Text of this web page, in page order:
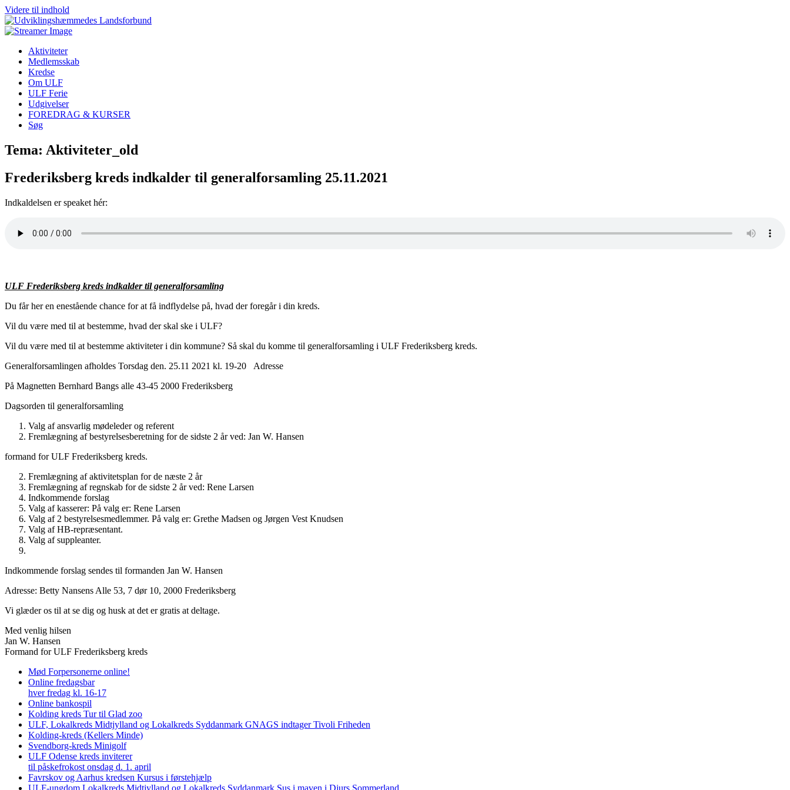
Videre til indhold
Aktiviteter
Medlemsskab
Kredse
Om ULF
ULF Ferie
Udgivelser
FOREDRAG & KURSER
Søg
Tema: Aktiviteter_old
Frederiksberg kreds indkalder til generalforsamling 25.11.2021
Indkaldelsen er speaket hér:
ULF Frederiksberg kreds indkalder til generalforsamling
Du får her en enestående chance for at få indflydelse på, hvad der foregår i din kreds.
Vil du være med til at bestemme, hvad der skal ske i ULF?
Vil du være med til at bestemme aktiviteter i din kommune? Så skal du komme til generalforsamling i ULF Frederiksberg kreds.
Generalforsamlingen afholdes Torsdag den. 25.11 2021 kl. 19-20 Adresse
På Magnetten Bernhard Bangs alle 43-45 2000 Frederiksberg
Dagsorden til generalforsamling
Valg af ansvarlig mødeleder og referent
Fremlægning af bestyrelsesberetning for de sidste 2 år ved: Jan W. Hansen
formand for ULF Frederiksberg kreds.
Fremlægning af aktivitetsplan for de næste 2 år
Fremlægning af regnskab for de sidste 2 år ved: Rene Larsen
Indkommende forslag
Valg af kasserer: På valg er: Rene Larsen
Valg af 2 bestyrelsesmedlemmer. På valg er: Grethe Madsen og Jørgen Vest Knudsen
Valg af HB-repræsentant.
Valg af suppleanter.
Indkommende forslag sendes til formanden Jan W. Hansen
Adresse: Betty Nansens Alle 53, 7 dør 10, 2000 Frederiksberg
Vi glæder os til at se dig og husk at det er gratis at deltage.
Med venlig hilsen
Jan W. Hansen
Formand for ULF Frederiksberg kreds
Mød Forpersonerne online!
Online fredagsbar
hver fredag kl. 16-17
Online bankospil
Kolding kreds Tur til Glad zoo
ULF, Lokalkreds Midtjylland og Lokalkreds Syddanmark GNAGS indtager Tivoli Friheden
Kolding-kreds (Kellers Minde)
Svendborg-kreds Minigolf
ULF Odense kreds inviterer
til påskefrokost onsdag d. 1. april
Favrskov og Aarhus kredsen Kursus i førstehjælp
ULF-ungdom Lokalkreds Midtjylland og Lokalkreds Syddanmark Sus i maven i Djurs Sommerland